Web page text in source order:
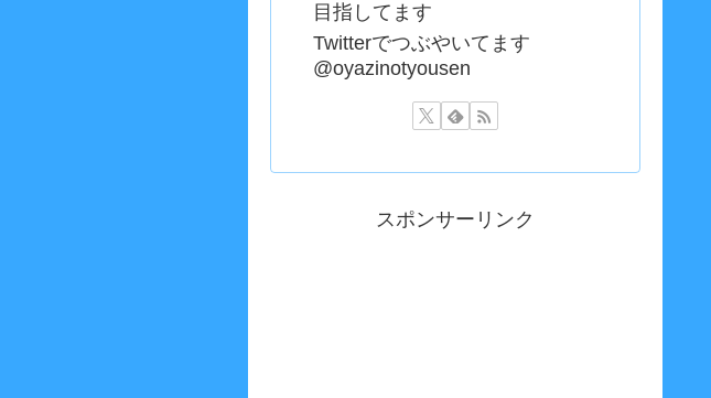
目指してます
Twitterでつぶやいてます
@oyazinotyousen
スポンサーリンク